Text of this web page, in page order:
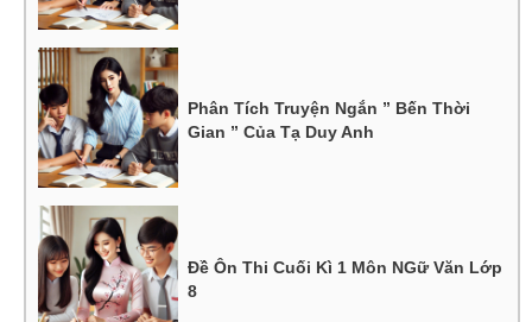
Phân Tích Truyện Ngắn ” Bến Thời
Gian ” Của Tạ Duy Anh
Đề Ôn Thi Cuối Kì 1 Môn NGữ Văn Lớp
8